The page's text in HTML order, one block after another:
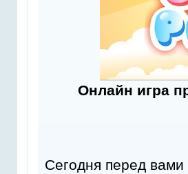
Онлайн игра
Сегодня перед вами